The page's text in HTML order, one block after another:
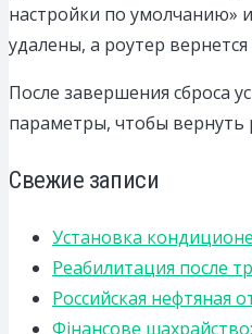
настройки по умолчанию»
удалены, а роутер
После завершения сброса
параметры, чтобы вернуть
Свежие записи
Установка
Реабилитация после
Российская нефтяная
Фінансове